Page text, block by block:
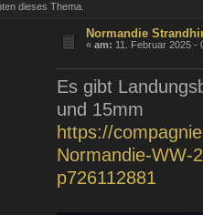
dieses Thema.
Normandie
«am: 11. Februar 2025 -
Es gibt
und 15mm
https://
Normandie-WW-
p726112881